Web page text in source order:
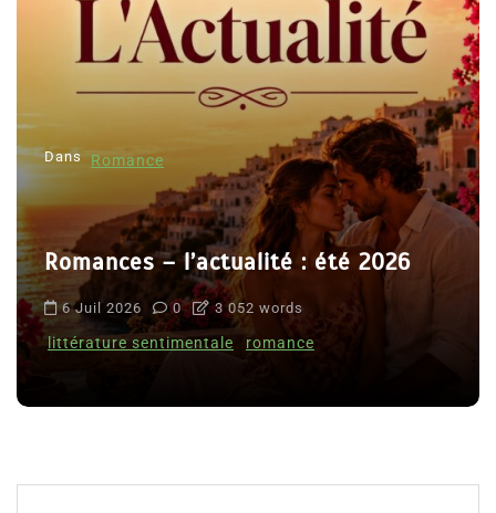
Dans Romance
Romances – l’actualité : été 2026
6 Juil 2026 0 3 052 words
littérature sentimentale romance